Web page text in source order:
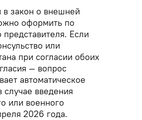
закон о внешней
оформить по
Если
или
при согласии обоих
— вопрос
автоматическое
случае введения
или военного
2026 года.